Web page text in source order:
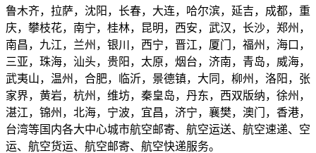
鲁木齐，拉萨，沈阳，长春，大连，哈尔滨，延吉，成都，重
庆，攀枝花，南宁，桂林，昆明，西安，武汉，长沙，郑州，
南昌，九江，兰州，银川，西宁，晋江，厦门，福州，海口，
三亚，珠海，汕头，贵阳，太原，烟台，济南，青岛，威海，
武夷山，温州，合肥，临沂，景德镇，大同，柳州，洛阳，张
家界，黄岩，杭州，维坊，秦皇岛，丹东，西双版纳，徐州，
湛江，锦州，北海，宁波，宜昌，济宁，襄樊，澳门，香港，
台湾等国内各大中心城市航空邮寄、航空运送、航空速递、空
运、航空货运、航空邮寄、航空快递服务。